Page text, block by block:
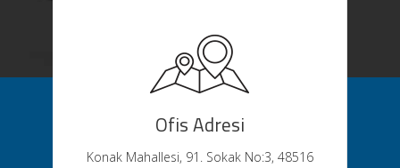
Ofis Adresi
Konak Mahallesi, 91. Sokak No:3, 48516